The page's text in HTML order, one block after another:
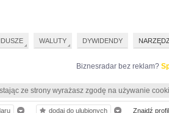
Biznesradar bez reklam?
ze strony wyrażasz zgodę na używanie
dodaj do ulubionych Znajdź
WALUTY DYWIDENDY